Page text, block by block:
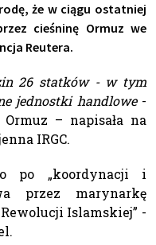
że w ciągu ostatniej
cieśninę Ormuz we
Reutera.
26 statków - w tym
jednostki handlowe-
Ormuz – napisała na
IRGC.
po „koordynacji i
przez marynarkę
Islamskiej” -